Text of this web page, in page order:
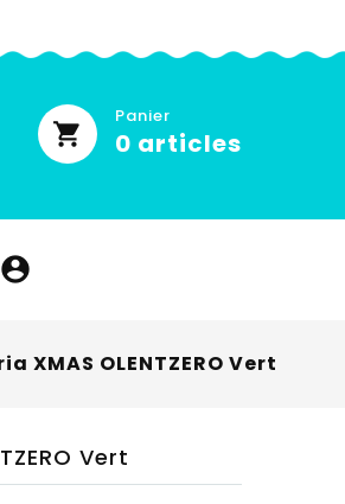
Panier
0 articles
OLENTZERO Vert
Vert